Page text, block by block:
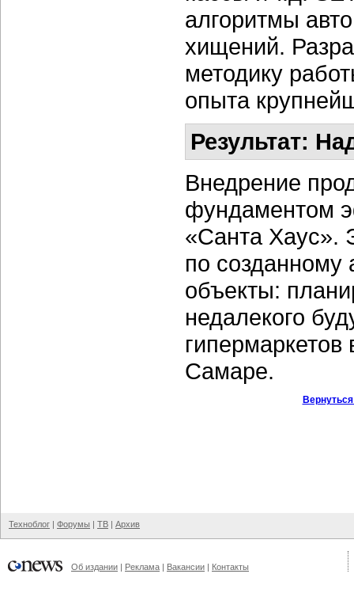
алгоритмы
хищений.
методику
опыта
Результат:
Внедрение
фундаментом
«Санта Хаус».
по созданному
объекты:
недалекого
Самаре.
Техноблог | Форумы | ТВ | Архив
Об издании | Реклама | Вакансии | Контакты